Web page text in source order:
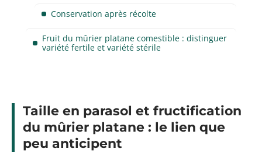
Conservation après récolte
Fruit du mûrier platane comestible : distinguer
variété fertile et variété stérile
Taille en parasol et fructification
du mûrier platane : le lien que
peu anticipent